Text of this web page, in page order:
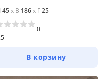
45x В 186x Г25
0
В корзину